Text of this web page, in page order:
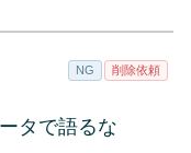
NG 削除依頼
タで語るな